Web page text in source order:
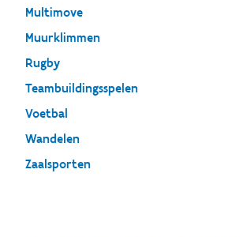
Multimove
Muurklimmen
Rugby
Teambuildingsspelen
Voetbal
Wandelen
Zaalsporten